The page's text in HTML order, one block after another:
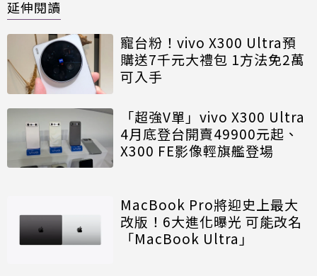
延伸閱讀
寵台粉！vivo X300 Ultra預
購送7千元大禮包 1方法免2萬
可入手
「超強V單」vivo X300 Ultra
4月底登台開賣49900元起、
X300 FE影像輕旗艦登場
MacBook Pro將迎史上最大
改版！6大進化曝光 可能改名
「MacBook Ultra」